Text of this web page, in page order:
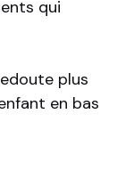
qui
plus
en bas